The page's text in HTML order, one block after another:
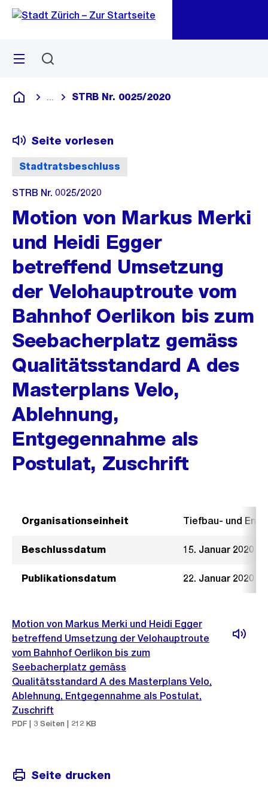
Navigation
Sprunglink
Menü
Deutsch
Blende alle Breadcrumbs ein
STRB Nr. 0025/2020
Stadtratsbeschluss
Seite vorlesen
STRB Nr. 0025/2020
Motion von Markus Merki
und Heidi Egger
betreffend Umsetzung
der Velohauptroute vom
Bahnhof Oerlikon bis zum
Seebacherplatz gemäss
Qualitätsstandard A des
Masterplans Velo,
Ablehnung,
Entgegennahme als
Postulat, Zuschrift
Organisationseinheit Tiefbau- und
Beschlussdatum 15. Januar 2020
Publikationsdatum 22. Januar 2020
Motion von Markus Merki und Heidi Egger
betreffend Umsetzung der Velohauptroute
vom Bahnhof Oerlikon bis zum
Seebacherplatz gemäss
Qualitätsstandard A des Masterplans Velo,
Ablehnung, Entgegennahme als Postulat,
Zuschrift
PDF | 3 Seiten | 212 KB
Seite drucken